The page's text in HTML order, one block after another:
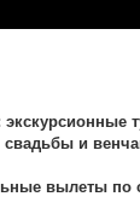
и
вылеты